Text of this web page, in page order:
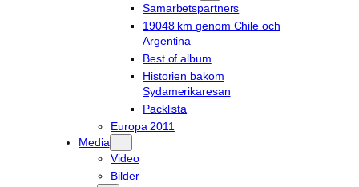
Samarbetspartners
19048 km genom Chile och
Argentina
Best of album
Historien bakom
Sydamerikaresan
Packlista
Europa 2011
Media
Video
Bilder